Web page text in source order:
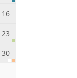
16
23
30